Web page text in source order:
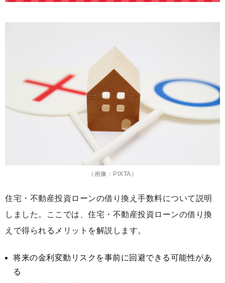
（画像：PIXTA）
住宅・不動産投資ローンの借り換え手数料について説明
しました。ここでは、住宅・不動産投資ローンの借り換
えで得られるメリットを解説します。
将来の金利変動リスクを事前に回避できる可能性があ
る